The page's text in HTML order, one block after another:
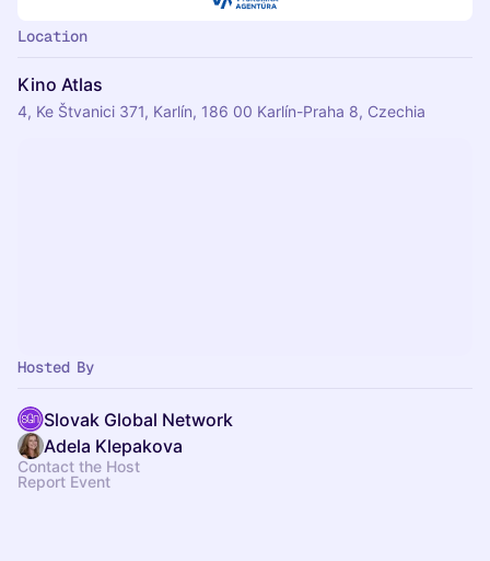
Location
Kino Atlas
4, Ke Štvanici 371, Karlín, 186 00 Karlín-Praha 8, Czechia
Hosted By
Slovak Global Network
Adela Klepakova
Contact the Host
Report Event